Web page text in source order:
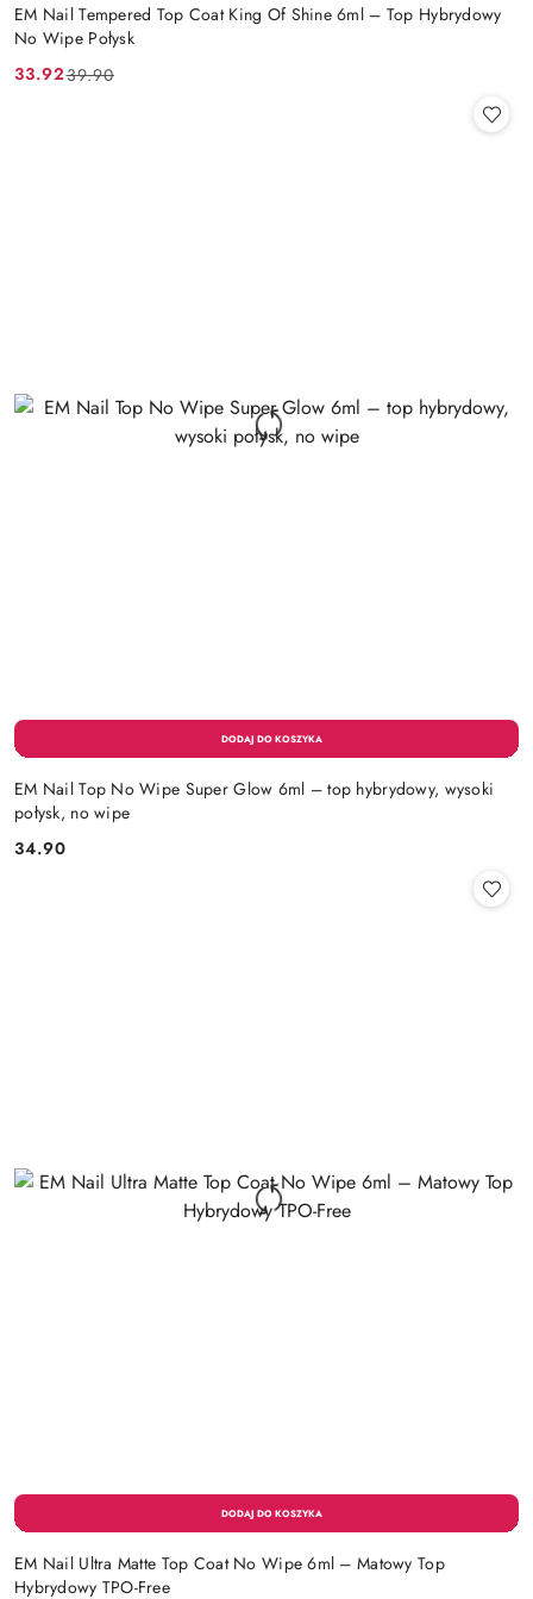
EM Nail Tempered Top Coat King Of Shine 6ml – Top Hybrydowy
No Wipe Połysk
Cena
33.92
Cena 39.90
EM Nail Top No Wipe Super Glow 6ml – top hybrydowy, wysoki
połysk, no wipe
Cena:
34.90
EM Nail Ultra Matte Top Coat No Wipe 6ml – Matowy Top
Hybrydowy TPO-Free